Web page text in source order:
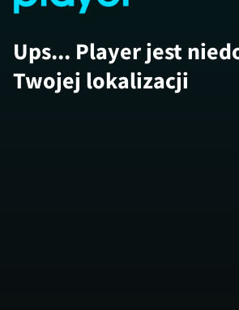
Ups... Player jest
Twojej lokalizacji